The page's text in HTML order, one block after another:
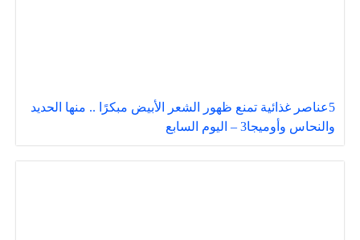
5عناصر غذائية تمنع ظهور الشعر الأبيض مبكرًا .. منها الحديد
والنحاس وأوميجا3 – اليوم السابع